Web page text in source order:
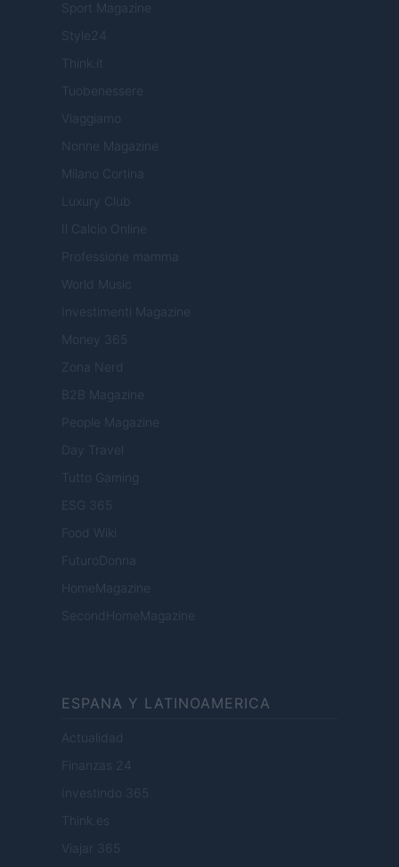
Sport Magazine
Style24
Think.it
Tuobenessere
Viaggiamo
Nonne Magazine
Milano Cortina
Luxury Club
Il Calcio Online
Professione mamma
World Music
Investimenti Magazine
Money 365
Zona Nerd
B2B Magazine
People Magazine
Day Travel
Tutto Gaming
ESG 365
Food Wiki
FuturoDonna
HomeMagazine
SecondHomeMagazine
ESPANA Y LATINOAMERICA
Actualidad
Finanzas 24
Investindo 365
Think.es
Viajar 365